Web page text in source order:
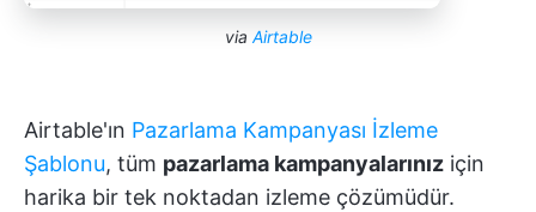
via Airtable
Airtable'ın Pazarlama Kampanyası İzleme
Şablonu, tüm pazarlama kampanyalarınız için
harika bir tek noktadan izleme çözümüdür.